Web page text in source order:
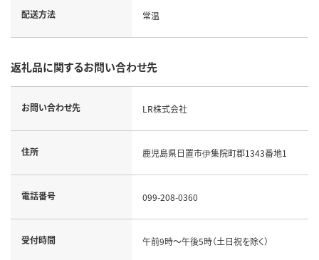
配送方法 常温
返礼品に関するお問い合わせ先
お問い合わせ先 LR株式会社
住所 鹿児島県日置市伊集院町郡1343番地1
電話番号 099-208-0360
受付時間 午前9時～午後5時（土日祝を除く）